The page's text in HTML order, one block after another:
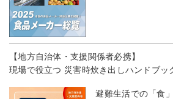
【地方自治体・支援関係者必携】
現場で役立つ 災害時炊き出しハンドブッ
避難生活での「食